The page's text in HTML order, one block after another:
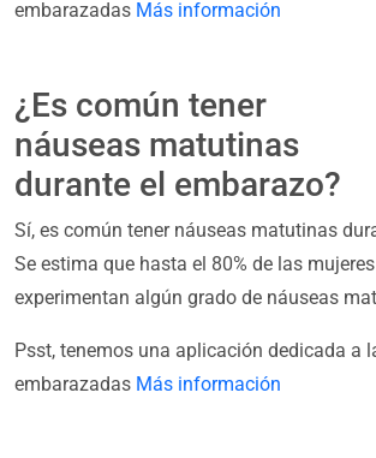
embarazadas Más información
¿Es común tener
náuseas matutinas
durante el embarazo?
Sí, es común tener náuseas matutinas
Se estima que hasta el 80% de las
experimentan algún grado de náuseas
Psst, tenemos una aplicación dedicada a
embarazadas Más información